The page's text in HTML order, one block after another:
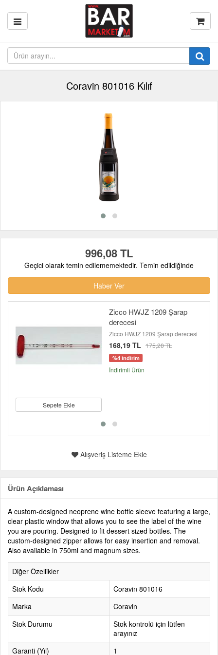
Coravin 801016 Kılıf
996,08 TL
Geçici olarak temin edilememektedir. Temin edildiğinde
Haber Ver
Sepete Ekle
Zicco HWJZ 1209 Şarap
derecesi
Zicco HWJZ 1209 Şarap derecesi
168,19 TL 175,20 TL
%4 indirim
İndirimli Ürün
Alışveriş Listeme Ekle
Ürün Açıklaması
A custom-designed neoprene wine bottle sleeve featuring a large,
clear plastic window that allows you to see the label of the wine
you are pouring. Designed to fit dessert sized bottles. The
custom-designed zipper allows for easy insertion and removal.
Also available in 750ml and magnum sizes.
Diğer Özellikler
Stok Kodu
Coravin 801016
Marka
Coravin
Stok Durumu
Stok kontrolü için lütfen
arayınız
Garanti (Yıl)
1